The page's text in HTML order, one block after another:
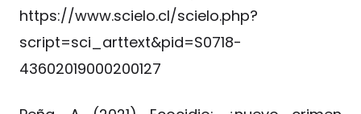
https://www.scielo.cl/scielo.php?
script=sci_arttext&pid=S0718-
43602019000200127